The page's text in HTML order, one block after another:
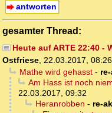
antworten
gesamter Thread:
Heute auf ARTE 22:40 -
Ostfriese, 22.03.2017, 08:26
Mathe wird gehasst-
Am Hass ist noch
22.03.2017, 09:32
Heranrobben - re-